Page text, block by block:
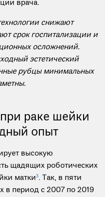
врача.
снижают
срок госпитализации и
осложнений.
эстетический
рубцы минимальных
раке шейки
опыт
высокую
щадящих роботических
матки3. Так, в пяти
в период с 2007 по 2019